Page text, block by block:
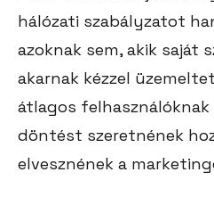
hálózati szabályzatot
azoknak sem, akik
akarnak kézzel
átlagos felhasználóknak
döntést szeretnének
elvesznének a